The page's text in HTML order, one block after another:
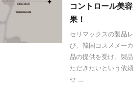
コントロール美
果！
セリマックスの製品
び、韓国コスメメー
品の提供を受け、製
ただきたいという依
セ ...